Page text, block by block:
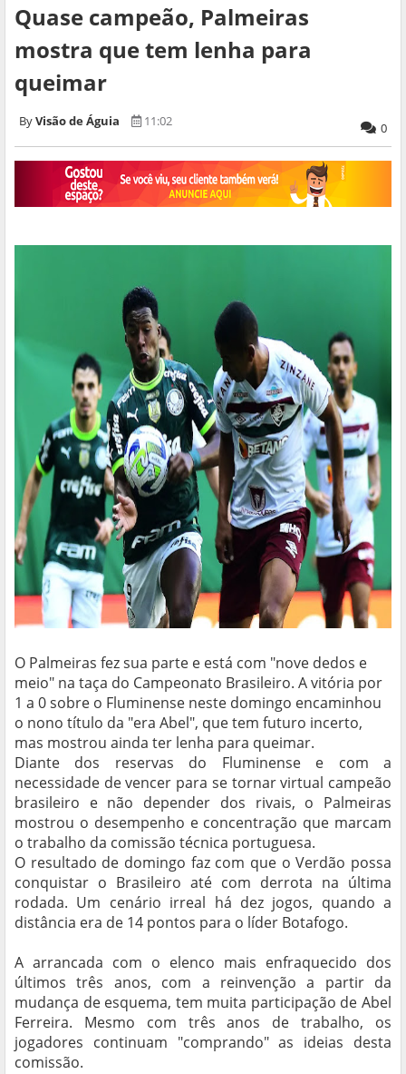
Quase campeão, Palmeiras
mostra que tem lenha para
queimar
Visão de Águia 11:02 0
O Palmeiras fez sua parte e está com "nove dedos e
meio" na taça do Campeonato Brasileiro. A vitória por
1 a 0 sobre o Fluminense neste domingo encaminhou
o nono título da "era Abel", que tem futuro incerto,
mas mostrou ainda ter lenha para queimar.
Diante dos reservas do Fluminense e com a
necessidade de vencer para se tornar virtual campeão
brasileiro e não depender dos rivais, o Palmeiras
mostrou o desempenho e concentração que marcam
o trabalho da comissão técnica portuguesa.
O resultado de domingo faz com que o Verdão possa
conquistar o Brasileiro até com derrota na última
rodada. Um cenário irreal há dez jogos, quando a
distância era de 14 pontos para o líder Botafogo.
A arrancada com o elenco mais enfraquecido dos
últimos três anos, com a reinvenção a partir da
mudança de esquema, tem muita participação de Abel
Ferreira. Mesmo com três anos de trabalho, os
jogadores continuam "comprando" as ideias desta
comissão.